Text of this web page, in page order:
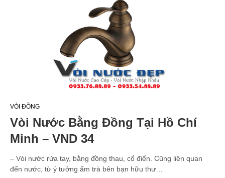
VÒI ĐỒNG
Vòi Nước Bằng Đồng Tại Hồ Chí
Minh – VND 34
– Vòi nước rửa tay, bằng đồng thau, cổ điển. Cũng liên quan
đến nước, từ ý tưởng ấm trà bên bạn hữu thư…